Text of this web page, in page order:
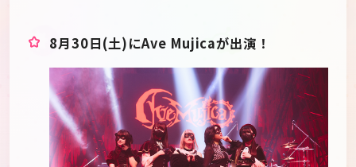
8月30日(土)にAve Mujicaが出演！